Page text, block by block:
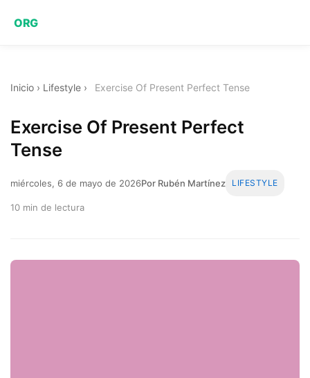
ORG
Inicio › Lifestyle › Exercise Of Present Perfect Tense
Exercise Of Present Perfect
Tense
miércoles, 6 de mayo de 2026Por Rubén Martínez LIFESTYLE
10 min de lectura